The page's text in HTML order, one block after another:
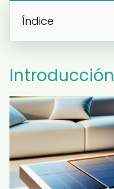
Índice
Introducción